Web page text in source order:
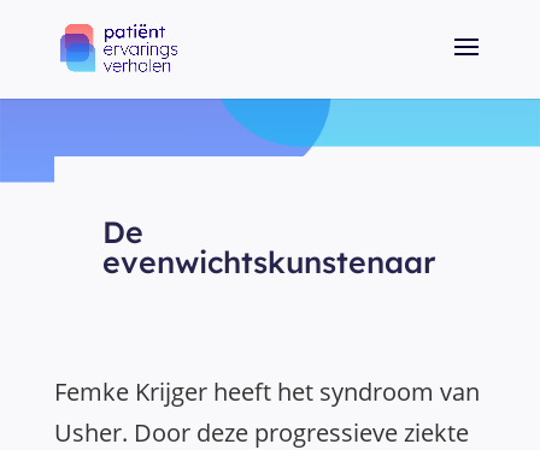
De
evenwichtskunstenaar
Femke Krijger heeft het syndroom van
Usher. Door deze progressieve ziekte